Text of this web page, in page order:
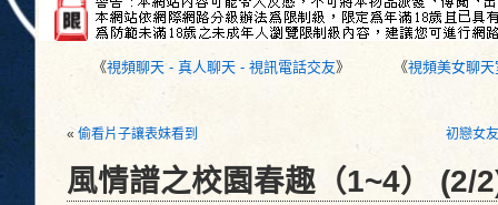
《視頻聊天 - 真人聊天 - 視訊電話交友》 《視頻美女聊
« 偷看片子讓表妹看到 初戀女
風情譜之校園春趣（1~4） (2/